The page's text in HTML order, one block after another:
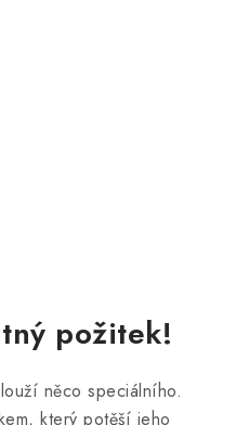
požitek!
něco speciálního.
který potěší jeho